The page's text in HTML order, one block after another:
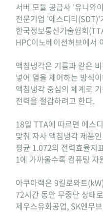
서버 모듈 공급사 '유니와
전문기업 '에스디티(SDT)'
한국정보통신기술협회
HPC이노베이션허브에서
액침냉각은 기름과 같은
넣어 열을 제어하는 방식
액침냉각 중심의 체계로
전력을 절감하려고 한다.
18일 TTA에 따르면 에스
맞춰 자사 액침냉각 제품
평균 1.072의 전력효율지
1에 가까울수록 컴퓨팅 자
아쿠아랙은 9킬로와트
72시간 동안 무중단 상태
제우스유화공업, SK엔무